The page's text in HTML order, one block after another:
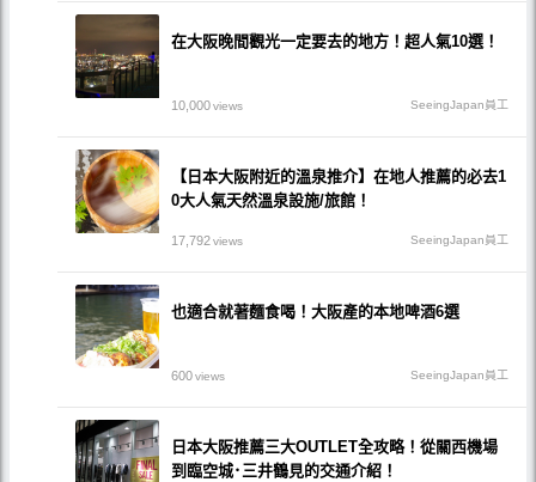
在大阪晚間觀光一定要去的地方！超人氣10選！
10,000views SeeingJapan員工
【日本大阪附近的溫泉推介】在地人推薦的必去1
0大人氣天然溫泉設施/旅館！
17,792views SeeingJapan員工
也適合就著麵食喝！大阪產的本地啤酒6選
600views SeeingJapan員工
日本大阪推薦三大OUTLET全攻略！從關西機場
到臨空城･三井鶴見的交通介紹！